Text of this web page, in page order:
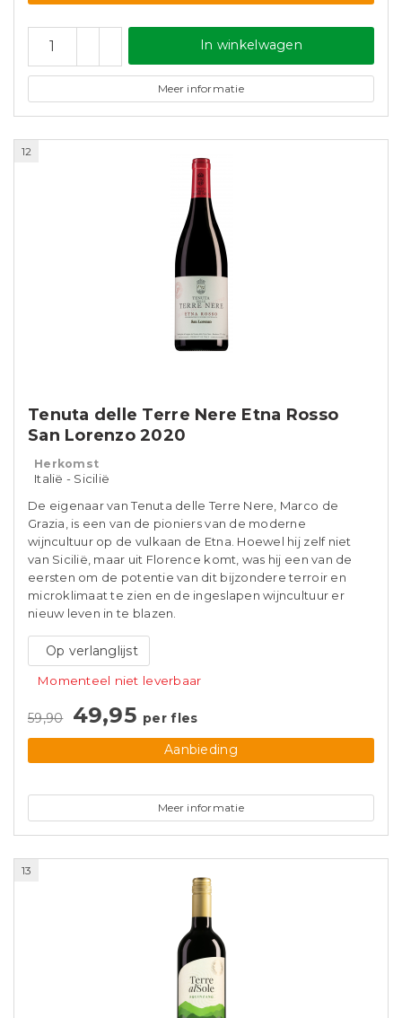
In winkelwagen
Meer informatie
12
Tenuta delle Terre Nere Etna Rosso
San Lorenzo 2020
Herkomst
Italië - Sicilië
De eigenaar van Tenuta delle Terre Nere, Marco de
Grazia, is een van de pioniers van de moderne
wijncultuur op de vulkaan de Etna. Hoewel hij zelf niet
van Sicilië, maar uit Florence komt, was hij een van de
eersten om de potentie van dit bijzondere terroir en
microklimaat te zien en de ingeslapen wijncultuur er
nieuw leven in te blazen.
Op verlanglijst
Momenteel niet leverbaar
59,90 49,95 per fles
Aanbieding
Meer informatie
13